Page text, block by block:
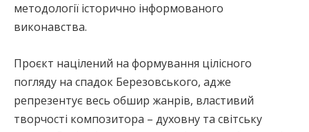
методології історично інформованого
виконавства.
Проєкт націлений на формування цілісного
погляду на спадок Березовського, адже
репрезентує весь обшир жанрів, властивий
творчості композитора – духовну та світську